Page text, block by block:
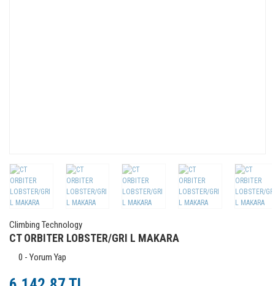
Climbing Technology
CT ORBITER LOBSTER/GRI L MAKARA
0 - Yorum Yap